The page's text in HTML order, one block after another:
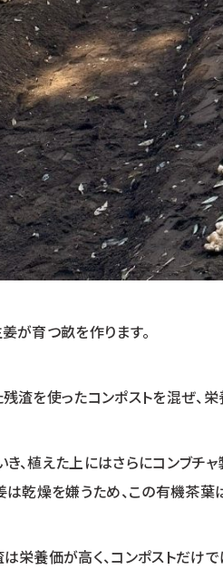
が育つ畝を作ります。
渣を使ったコンポストを混ぜ、栄
、植えた上にはさらにコンブチ
は乾燥を嫌うため、この有機茶
栄養価が高く、コンポストだけ